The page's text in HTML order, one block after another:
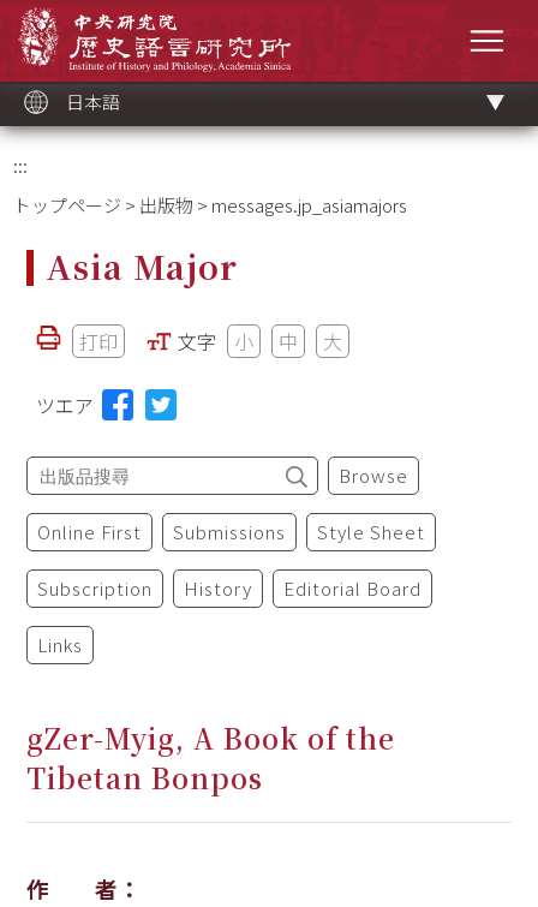
ッ
ク
日本語
:::
トップページ > 出版物 > messages.jp_asiamajors
Asia Major
打印 文字 小 中 大
ツエア
Browse
Online First Submissions Style Sheet
Subscription History Editorial Board
Links
gZer-Myig, A Book of the
Tibetan Bonpos
作 者：